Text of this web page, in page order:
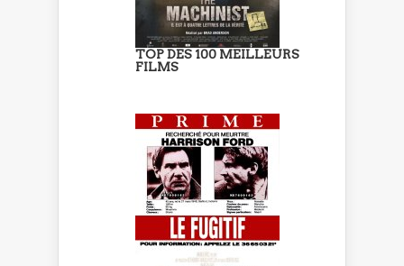
TOP DES 100 MEILLEURS
FILMS